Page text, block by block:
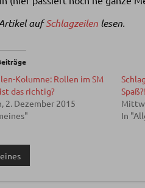
aufSchlagzeilenlesen.
Kolumne: Rollen im SM
das richtig?
2. Dezember 2015
Spaß?!
In